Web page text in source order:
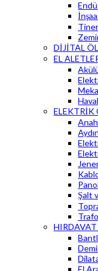
Tiner
DİJİTAL
EL
ELEKTRİK
Şalt
HIRDAVAT
El